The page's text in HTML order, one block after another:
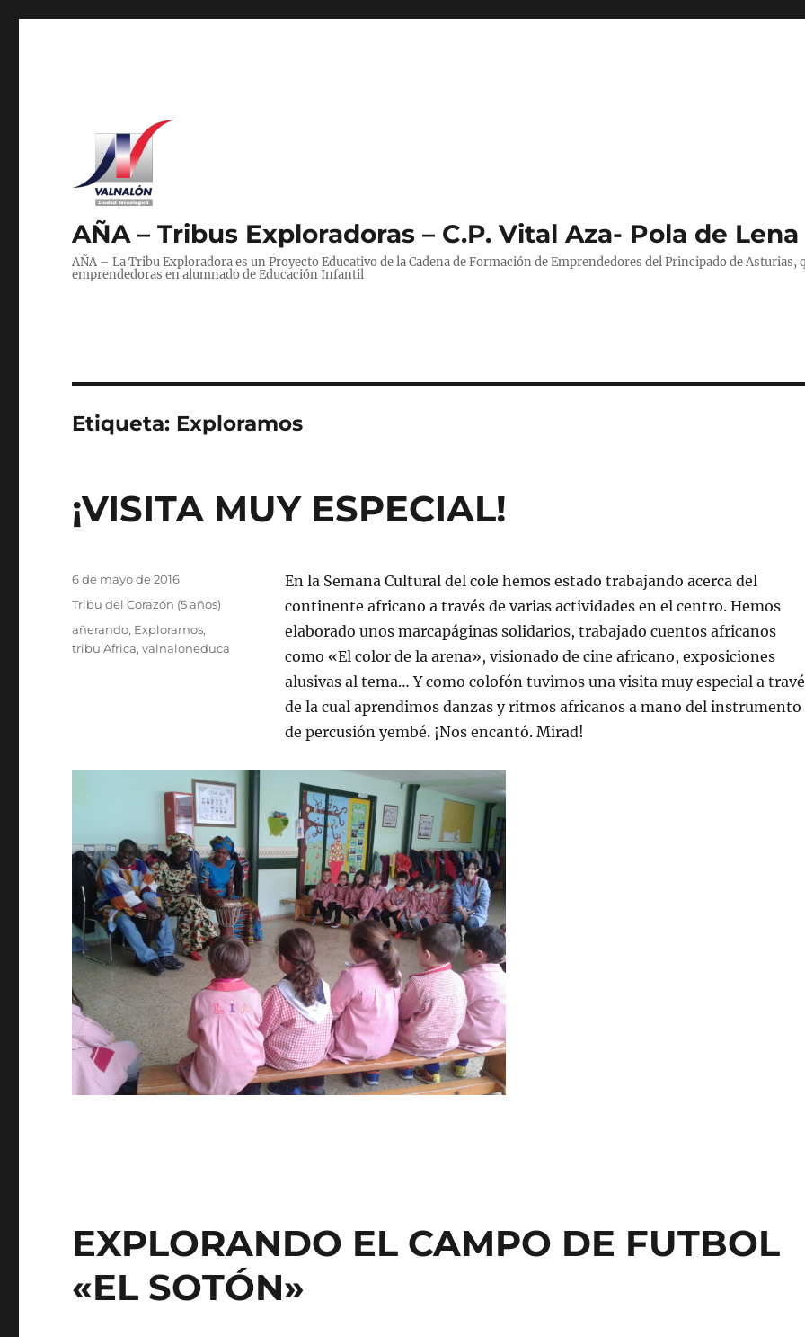
AÑA – Tribus Exploradoras – C.P. Vital Aza- Pola de Lena
AÑA – La Tribu Exploradora es un Proyecto Educativo de la Cadena de Formación de Emprendedores del Principado de
emprendedoras en alumnado de Educación Infantil
Etiqueta: Exploramos
¡VISITA MUY ESPECIAL!
En la Semana Cultural del cole hemos estado trabajando acerca del
continente africano a través de varias actividades en el centro. Hemos
elaborado unos marcapáginas solidarios, trabajado cuentos africanos
como «El color de la arena», visionado de cine africano, exposiciones
alusivas al tema… Y como colofón tuvimos una visita muy especial a
de la cual aprendimos danzas y ritmos africanos a mano del instrumento
de percusión yembé. ¡Nos encantó. Mirad!
Publicado
6 de mayo de 2016
Categorías
Tribu del Corazón (5 años)
Etiquetas
añerando, Exploramos,
tribu Africa,valnaloneduca
EXPLORANDO EL CAMPO DE FUTBOL
«EL SOTÓN»